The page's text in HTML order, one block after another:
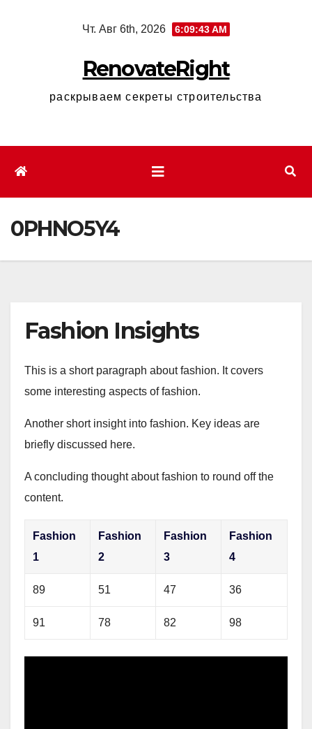
Чт. Авг 6th, 2026 6:09:44 AM
RenovateRight
раскрываем секреты строительства
0PHNO5Y4
Fashion Insights
This is a short paragraph about fashion. It covers
some interesting aspects of fashion.
Another short insight into fashion. Key ideas are
briefly discussed here.
A concluding thought about fashion to round off the
content.
Fashion
1
Fashion
2
Fashion
3
Fashion
4
89 51 47 36
91 78 82 98